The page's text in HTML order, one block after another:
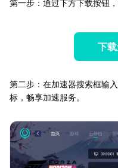
第一步：通过下方下载按钮
下
第二步：在加速器搜索框输
标，畅享加速服务。